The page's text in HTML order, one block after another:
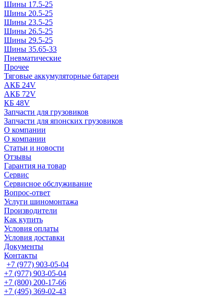
Шины 17.5-25
Шины 20.5-25
Шины 23.5-25
Шины 26.5-25
Шины 29.5-25
Шины 35.65-33
Пневматические
Прочее
Тяговые аккумуляторные батареи
АКБ 24V
АКБ 72V
КБ 48V
Запчасти для грузовиков
Запчасти для японских грузовиков
О компании
О компании
Статьи и новости
Отзывы
Гарантия на товар
Сервис
Сервисное обслуживание
Вопрос-ответ
Услуги шиномонтажа
Производители
Как купить
Условия оплаты
Условия доставки
Документы
Контакты
+7 (977) 903-05-04
+7 (977) 903-05-04
+7 (800) 200-17-66
+7 (495) 369-02-43